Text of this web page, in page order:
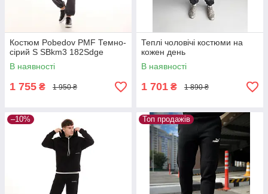
Костюм Pobedov PMF Темно-
сірий S SBkm3 182Sdge
В наявності
1 755 ₴ 1 950 ₴
Теплі чоловічі костюми на
кожен день
В наявності
1 701 ₴ 1 890 ₴
–10% Топ продажів